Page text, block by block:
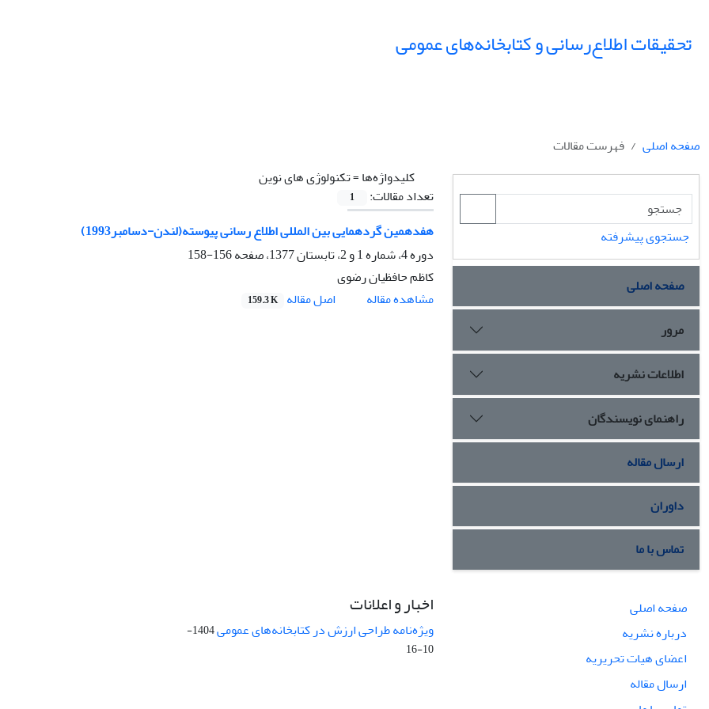
تحقیقات اطلاع‌رسانی و کتابخانه‌های عمومی
صفحه اصلی
فهرست مقالات
کلیدواژه‌ها =تکنولوژی های نوین
تعداد مقالات:
1
هفدهمین گردهمایی بین المللی اطلاع رسانی پیوسته(لندن-دسامبر1993)
دوره 4، شماره 1 و 2، تابستان 1377، صفحه
156-158
کاظم حافظیان رضوی
مشاهده مقاله
اصل مقاله 159.3 K
جستجوی پیشرفته
صفحه اصلی
مرور
اطلاعات نشریه
راهنمای نویسندگان
ارسال مقاله
داوران
تماس با ما
صفحه اصلی
درباره نشریه
اعضای هیات تحریریه
ارسال مقاله
اخبار و اعلانات
ویژه‌نامه طراحی ارزش در کتابخانه‌های عمومی
1404-
10-16